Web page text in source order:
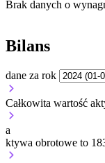
Brak danych o
Bilans
dane za rok
Całkowita wartość
a
ktywa obrotowe to